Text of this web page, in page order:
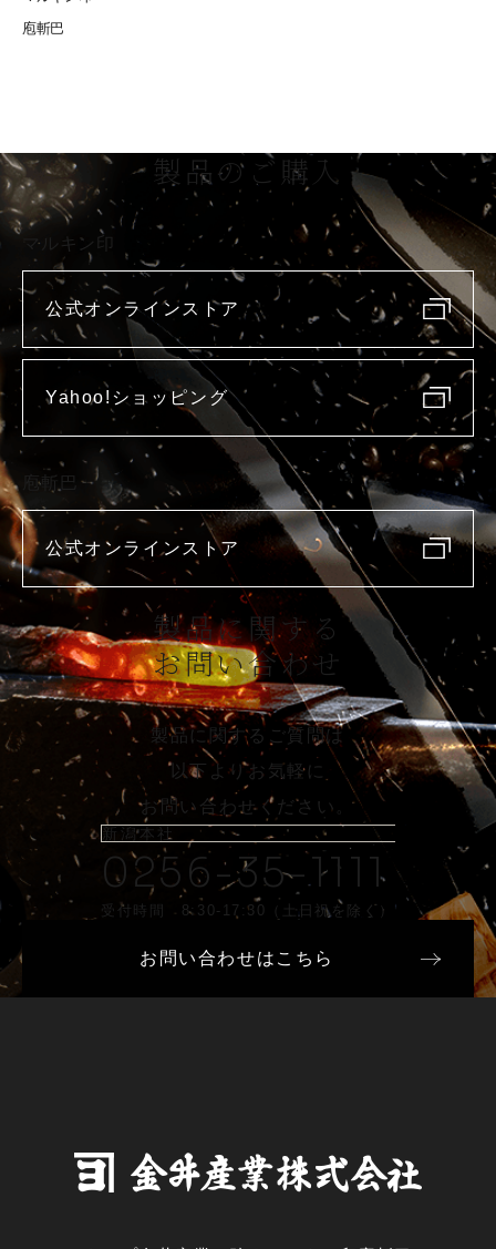
庖斬巴
製品のご購入
マルキン印
公式オンラインストア
Yahoo!ショッピング
庖斬巴
公式オンラインストア
製品に関する
お問い合わせ
製品に関するご質問は
以下よりお気軽に
お問い合わせください。
新潟本社
0256-35-1111
受付時間 8:30-17:30（土日祝を除く）
お問い合わせはこちら